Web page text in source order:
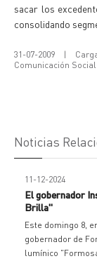
sacar los
consolidando
31-07-2009 |
Comunicación Social
Noticias
11-12-2024
El gobernador
Brilla"
Este domingo 8,
gobernador de
lumínico